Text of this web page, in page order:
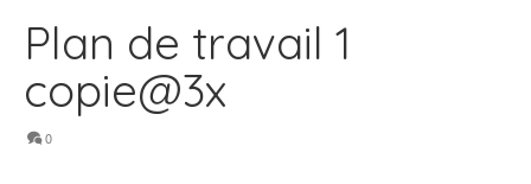
Plan de travail 1
copie@3x
0